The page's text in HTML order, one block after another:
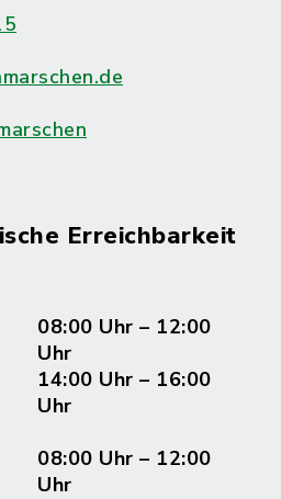
Erreichbarkeit
08:00 Uhr – 12:00
Uhr
14:00 Uhr – 16:00
Uhr
08:00 Uhr – 12:00
Uhr